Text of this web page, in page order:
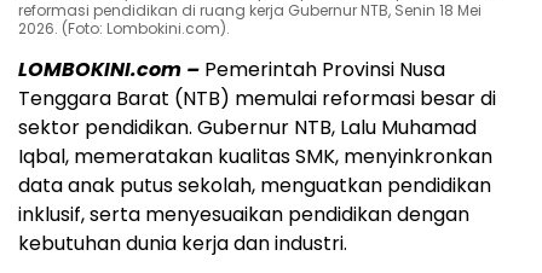
reformasi pendidikan di ruang kerja Gubernur NTB, Senin 18 Mei
2026. (Foto: Lombokini.com).
LOMBOKINI.com – Pemerintah Provinsi Nusa
Tenggara Barat (NTB) memulai reformasi besar di
sektor pendidikan. Gubernur NTB, Lalu Muhamad
Iqbal, memeratakan kualitas SMK, menyinkronkan
data anak putus sekolah, menguatkan pendidikan
inklusif, serta menyesuaikan pendidikan dengan
kebutuhan dunia kerja dan industri.